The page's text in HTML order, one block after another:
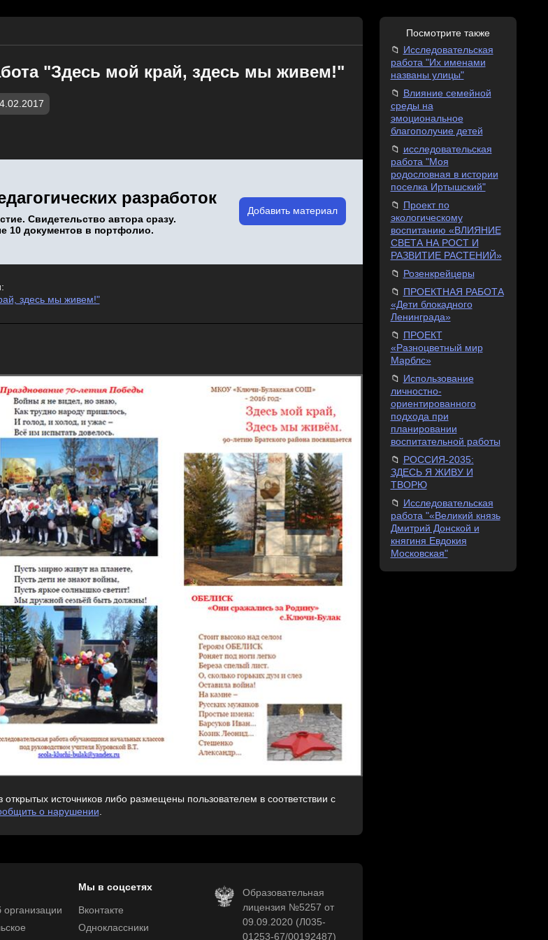
"Здесь мой край, здесь мы живем!"
разработок
Свидетельство автора сразу.
10 документов в портфолио.
Добавить материал
здесь мы живем!"
источников либо размещены пользователем в соответствии с
о нарушении
Мы в соцсетях
Вконтакте
Одноклассники
Образовательная
лицензия №5257 от
09.09.2020 (Л035-
01253-67/00192487)
Посмотрите также
Исследовательская
работа "Их именами
названы улицы"
Влияние семейной
среды на
эмоциональное
благополучие детей
исследовательская
работа "Моя
родословная в истории
поселка Иртышский"
Проект по
экологическому
воспитанию «ВЛИЯНИЕ
СВЕТА НА РОСТ И
РАЗВИТИЕ РАСТЕНИЙ»
Розенкрейцеры
ПРОЕКТНАЯ РАБОТА
«Дети блокадного
Ленинграда»
ПРОЕКТ
«Разноцветный мир
Марблс»
Использование
личностно-
ориентированного
подхода при
планировании
воспитательной работы
РОССИЯ-2035:
ЗДЕСЬ Я ЖИВУ И
ТВОРЮ
Исследовательская
работа "«Великий князь
Дмитрий Донской и
княгиня Евдокия
Московская"